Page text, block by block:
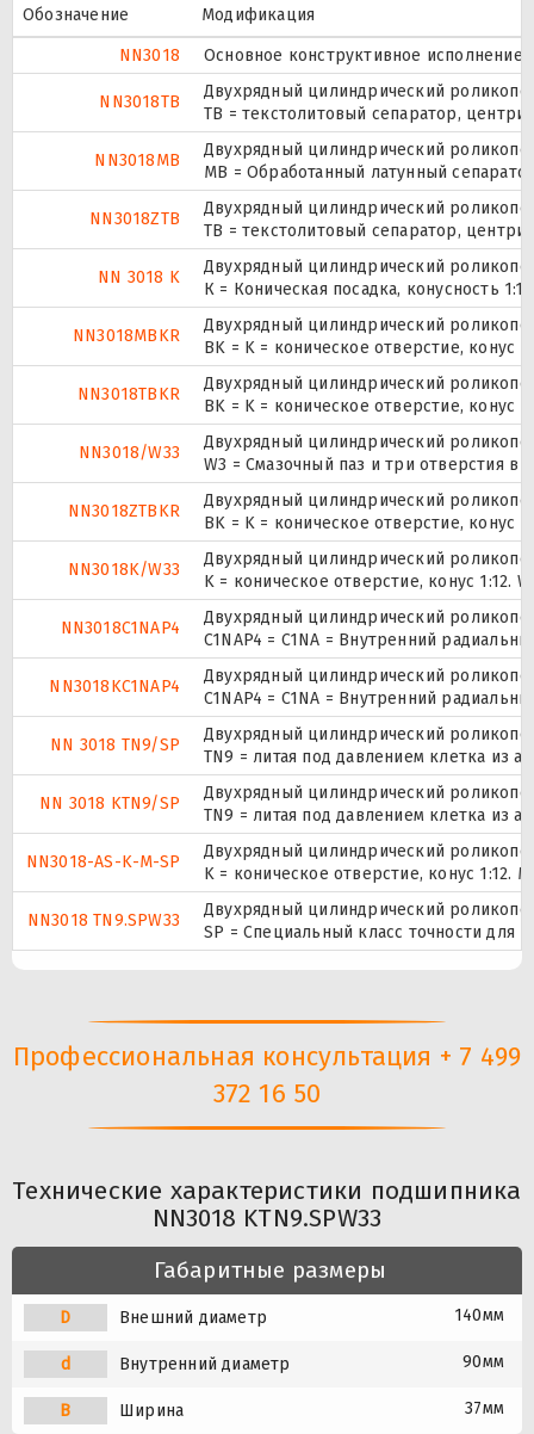
Обозначение
Модификация
NN3018
Основное конструктивное исполнение.
NN3018TB
Двухрядный цилиндрический
ТВ = текстолитовый сепаратор,
NN3018MB
Двухрядный цилиндрический
MB = Обработанный латунный
NN3018ZTB
Двухрядный цилиндрический
ТВ = текстолитовый сепаратор,
NN 3018 K
Двухрядный цилиндрический
К = Коническая посадка, конусность
NN3018MBKR
Двухрядный цилиндрический
BK = K = коническое отверстие, конус
NN3018TBKR
Двухрядный цилиндрический
BK = K = коническое отверстие, конус
NN3018/W33
Двухрядный цилиндрический
W3 = Смазочный паз и три отверстия
NN3018ZTBKR
Двухрядный цилиндрический
BK = K = коническое отверстие, конус
NN3018K/W33
Двухрядный цилиндрический
K = коническое отверстие, конус 1:12.
NN3018C1NAP4
Двухрядный цилиндрический
C1NAP4 = C1NA = Внутренний
NN3018KC1NAP4
Двухрядный цилиндрический
C1NAP4 = C1NA = Внутренний
NN 3018 TN9/SP
Двухрядный цилиндрический
TN9 = литая под давлением клетка из
NN 3018 KTN9/SP
Двухрядный цилиндрический
TN9 = литая под давлением клетка из
NN3018-AS-K-M-SP
Двухрядный цилиндрический
K = коническое отверстие, конус
NN3018 TN9.SPW33
Двухрядный цилиндрический
SP = Специальный класс точности для
Профессиональная консультация + 7 499
372 16 50
Технические характеристики подшипника
NN3018 KTN9.SPW33
Габаритные размеры
D Внешний диаметр 140мм
d Внутренний диаметр 90мм
B Ширина 37мм